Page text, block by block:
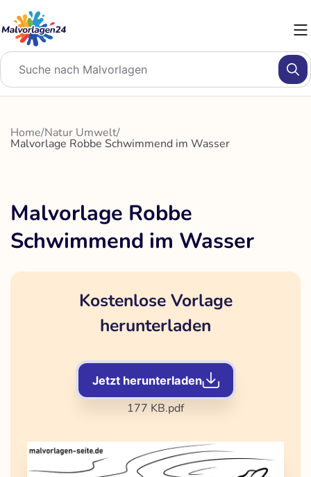
Inhalt
springen
Home/Natur Umwelt/
Malvorlage Robbe Schwimmend im Wasser
Malvorlage Robbe
Schwimmend im Wasser
Kostenlose Vorlage
herunterladen
Jetzt herunterladen
177 KB.pdf